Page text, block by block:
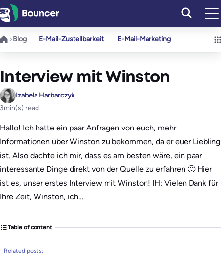
Zum
Inhalt
springen
Blog E-Mail-Zustellbarkeit E-Mail-Marketing
Interview mit Winston
Izabela Harbarczyk
3min(s) read
Hallo! Ich hatte ein paar Anfragen von euch, mehr
Informationen über Winston zu bekommen, da er euer Liebling
ist. Also dachte ich mir, dass es am besten wäre, ein paar
interessante Dinge direkt von der Quelle zu erfahren 🙂 Hier
ist es, unser erstes Interview mit Winston! IH: Vielen Dank für
Ihre Zeit, Winston, ich…
Table of content
Related posts: